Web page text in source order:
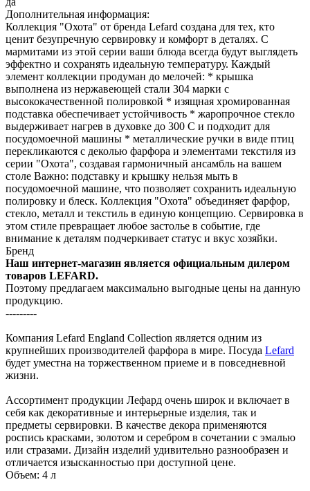
Дополнительная информация:
Коллекция "Охота" от бренда Lefard создана для тех, кто
ценит безупречную сервировку и комфорт в деталях. С
мармитами из этой серии ваши блюда всегда будут выглядеть
эффектно и сохранять идеальную температуру. Каждый
элемент коллекции продуман до мелочей: * крышка
выполнена из нержавеющей стали 304 марки с
высококачественной полировкой * изящная хромированная
подставка обеспечивает устойчивость * жаропрочное стекло
выдерживает нагрев в духовке до 300 С и подходит для
посудомоечной машины * металлические ручки в виде птиц
перекликаются с деколью фарфора и элементами текстиля из
серии "Охота", создавая гармоничный ансамбль на вашем
столе Важно: подставку и крышку нельзя мыть в
посудомоечной машине, что позволяет сохранить идеальную
полировку и блеск. Коллекция "Охота" объединяет фарфор,
стекло, металл и текстиль в единую концепцию. Сервировка в
этом стиле превращает любое застолье в событие, где
внимание к деталям подчеркивает статус и вкус хозяйки.
Бренд
Наш интернет-магазин является официальным дилером
товаров LEFARD.
Поэтому предлагаем максимально выгодные цены на данную
продукцию.
---------
Компания Lefard England Collection является одним из
крупнейших производителей фарфора в мире. Посуда Lefard
будет уместна на торжественном приеме и в повседневной
жизни.
Ассортимент продукции Лефард очень широк и включает в
себя как декоративные и интерьерные изделия, так и
предметы сервировки. В качестве декора применяются
роспись красками, золотом и серебром в сочетании с эмалью
или стразами. Дизайн изделий удивительно разнообразен и
отличается изысканностью при доступной цене.
Объем: 4 л